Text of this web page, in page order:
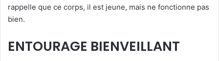
rappelle que ce corps, il est jeune, mais ne fonctionne pas
bien.
ENTOURAGE BIENVEILLANT